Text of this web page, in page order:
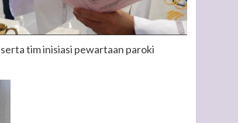
tim inisiasi pewartaan paroki